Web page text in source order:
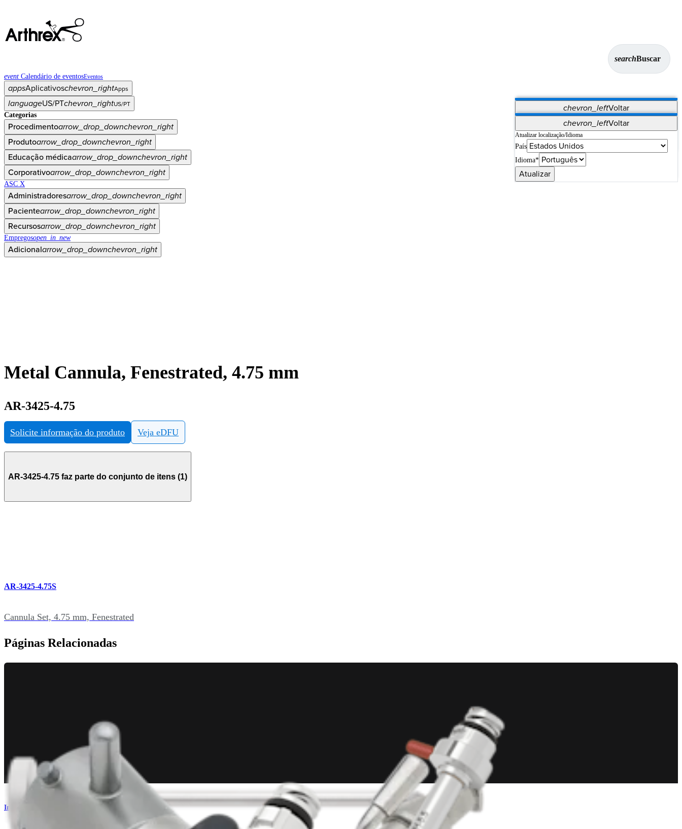
searchBuscar
event Calendário de eventosEventos
appsAplicativoschevron_rightApps
chevron_leftVoltar
Vet Systems OrthoPedia Patient
Supplier Portal
Synergy Imaging & Resection
languageUS/PTchevron_rightUS/PT
chevron_leftVoltar
Atualizar localização/Idioma
País
Idioma*
Atualizar
Categorias
Procedimentoarrow_drop_downchevron_right
Produtoarrow_drop_downchevron_right
Educação médicaarrow_drop_downchevron_right
Corporativoarrow_drop_downchevron_right
ASC X
Administradoresarrow_drop_downchevron_right
Pacientearrow_drop_downchevron_right
Recursosarrow_drop_downchevron_right
Empregosopen_in_new
Adicionalarrow_drop_downchevron_right
Metal Cannula, Fenestrated, 4.75 mm
AR-3425-4.75
Solicite informação do produto Veja eDFU
AR-3425-4.75 faz parte do conjunto de itens (1)
AR-3425-4.75S
Cannula Set, 4.75 mm, Fenestrated
Páginas Relacionadas
Imagem e ressecção